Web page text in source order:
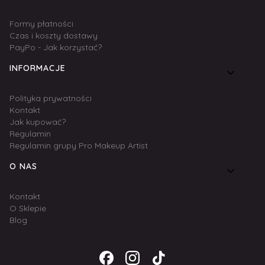
Formy płatności
Czas i koszty dostawy
PayPo - Jak korzystać?
INFORMACJE
Polityka prywatności
Kontakt
Jak kupować?
Regulamin
Regulamin grupy Pro Makeup Artist
O NAS
Kontakt
O Sklepie
Blog